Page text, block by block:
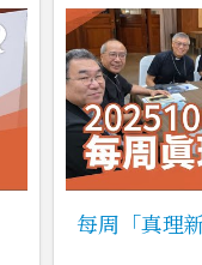
每周「真理